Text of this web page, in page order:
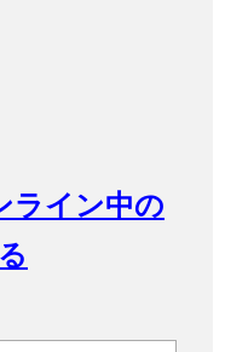
ライン中の